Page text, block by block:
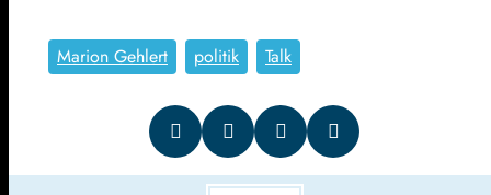
Marion Gehlert politik Talk